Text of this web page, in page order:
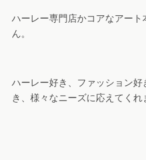
ハーレー専門店かコアなアー
ん。
ハーレー好き、ファッション
き、様々なニーズに応えてくれ